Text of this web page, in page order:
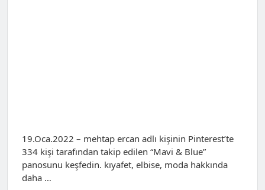
19.Oca.2022 – mehtap ercan adlı kişinin Pinterest’te
334 kişi tarafından takip edilen “Mavi & Blue”
panosunu keşfedin. kıyafet, elbise, moda hakkında
daha …